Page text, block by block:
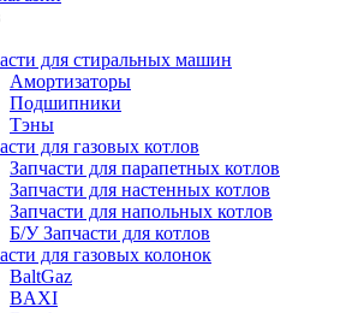
для стиральных машин
Амортизаторы
Подшипники
Тэны
для газовых котлов
Запчасти для парапетных котлов
Запчасти для настенных котлов
Запчасти для напольных котлов
Б/У Запчасти для котлов
для газовых колонок
BaltGaz
BAXI